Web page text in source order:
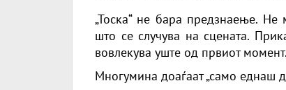
„Тоска“ не бара предзнаење.
што се случува на сцената.
вовлекува уште од првиот момент.
Многумина доаѓаат „само еднаш